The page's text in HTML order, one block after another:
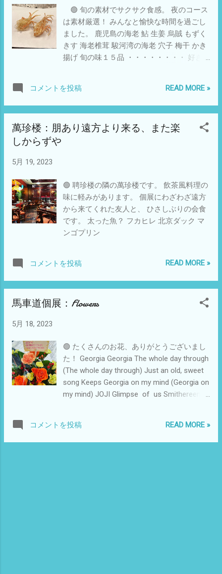
🟢 旬の素材でサクサク食感。 夜のコース
は素材厳選！ みんなと愉快な時間を過ごし
ました。 鹿児島の海老 鮎 生姜 烏賊 もずく
きす 海老椎茸 駿河湾の海老 穴子 梅干 かき
揚げ 旬の味１５品 ・・・・・・・・ 好き
スティーノ 戦場のメリークリスマス 紅いコ
ーリャン The Blues Brothers 他
コメントを投稿 READ MORE »
萬珍楼：朋あり遠方より来る、また楽
しからずや
5月 19, 2023
🟢 聘珍楼の隣の萬珍楼です。 飲茶風料理の
味に軽みがあります。 個展にわざわざ遠方
から来てくれた友人と、 ひさしぶりの会食
です。 太った魚？ フカヒレ 北京ダック マ
ンゴプリン
コメントを投稿 READ MORE »
馬車道個展：Flowers
5月 18, 2023
🟢 たくさんのお花、ありがとうございまし
た！ Georgia Georgia The whole day through
(The whole day through) Just an old, sweet
song Keeps Georgia on my mind (Georgia on
my mind) JOJI Glimpse of us Smithereens
November 2022 via 88rising and Warner
Records . [2] It was preceded by the singles
コメントを投稿 READ MORE »